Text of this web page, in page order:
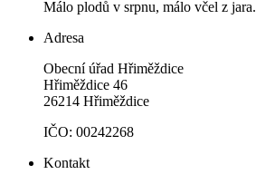
Málo plodů v srpnu, málo včel z jara.
Adresa
Obecní úřad Hřiměždice
Hřiměždice 46
26214 Hřiměždice
IČO: 00242268
Kontakt